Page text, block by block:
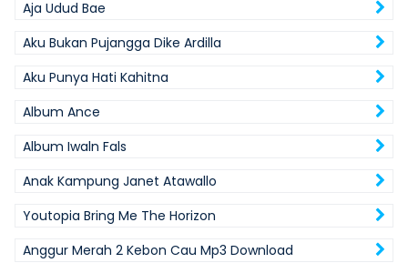
Aja Udud Bae
Aku Bukan Pujangga Dike Ardilla
Aku Punya Hati Kahitna
Album Ance
Album Iwaln Fals
Anak Kampung Janet Atawallo
Youtopia Bring Me The Horizon
Anggur Merah 2 Kebon Cau Mp3 Download